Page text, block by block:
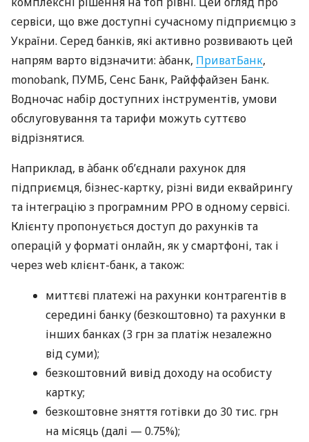
сервіси, що вже доступні сучасному підприємцю з
України. Серед банків, які активно розвивають цей
напрям варто відзначити: àбанк, ПриватБанк,
monobank, ПУМБ, Сенс Банк, Райффайзен Банк.
Водночас набір доступних інструментів, умови
обслуговування та тарифи можуть суттєво
відрізнятися.
Наприклад, в àбанк об’єднали рахунок для
підприємця, бізнес-картку, різні види еквайрингу
та інтеграцію з програмним РРО в одному сервісі.
Клієнту пропонується доступ до рахунків та
операцій у форматі онлайн, як у смартфоні, так і
через web клієнт-банк, а також:
миттєві платежі на рахунки контрагентів в
середині банку (безкоштовно) та рахунки в
інших банках (3 грн за платіж незалежно
від суми);
безкоштовний вивід доходу на особисту
картку;
безкоштовне зняття готівки до 30 тис. грн
на місяць (далі — 0.75%);